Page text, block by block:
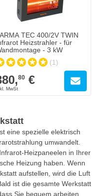
TEC 400/2V TWIN
Heizstrahler - für
- 3 kW
(1)
80 €
eine spezielle elektrisch
umwandelt.
Heizpaneelen in Ihrer
Heizung haben. Wenn
aufstellen, wird die Luft
ist die gesamte Werkstatt
Sie bequem arbeiten